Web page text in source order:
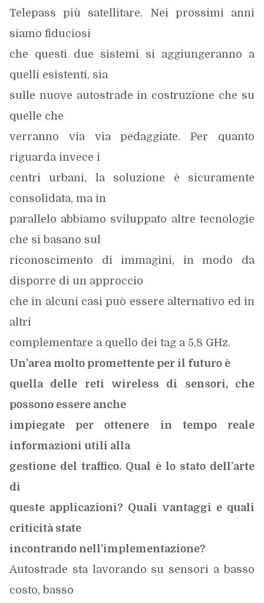
Telepass più satellitare. Nei prossimi anni
siamo fiduciosi
che questi due sistemi si aggiungeranno a
quelli esistenti, sia
sulle nuove autostrade in costruzione che su
quelle che
verranno via via pedaggiate. Per quanto
riguarda invece i
centri urbani, la soluzione è sicuramente
consolidata, ma in
parallelo abbiamo sviluppato altre tecnologie
che si basano sul
riconoscimento di immagini, in modo da
disporre di un approccio
che in alcuni casi può essere alternativo ed in
altri
complementare a quello dei tag a 5,8 GHz.
Un’area molto promettente per il futuro è
quella delle reti wireless di sensori, che
possono essere anche
impiegate per ottenere in tempo reale
informazioni utili alla
gestione del traffico. Qual è lo stato dell’arte
di
queste applicazioni? Quali vantaggi e quali
criticità state
incontrando nell’implementazione?
Autostrade sta lavorando su sensori a basso
costo, basso